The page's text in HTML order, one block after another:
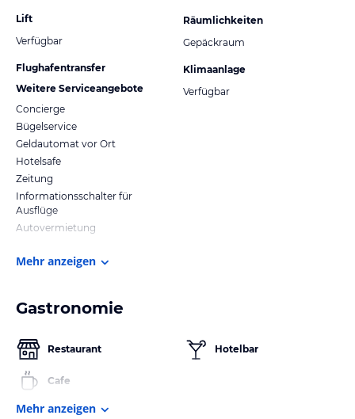
Lift
Verfügbar
Flughafentransfer
Weitere Serviceangebote
Concierge
Bügelservice
Geldautomat vor Ort
Hotelsafe
Zeitung
Informationsschalter für
Ausflüge
Autovermietung
Räumlichkeiten
Gepäckraum
Klimaanlage
Verfügbar
Mehr anzeigen
Gastronomie
Restaurant
Cafe
Hotelbar
Mehr anzeigen